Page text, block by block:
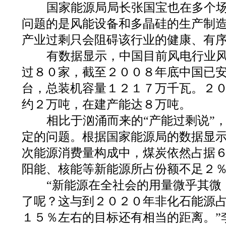
国家能源局局长张国宝也在多个
问题的是风能设备和多晶硅的生产制
产业过剩只会阻碍该行业的健康、有
有数据显示，中国目前风电行业
过８０家，截至２００８年底中国已
台，总装机容量１２１７万千瓦。２
约２万吨，在建产能达８万吨。
相比于汹涌而来的“产能过剩说”
定的问题。根据国家能源局的数据显
次能源消费量构成中，煤炭依然占据
阳能、核能等新能源所占份额不足２
“新能源在全社会的用量微乎其微
了呢？这与到２０２０年非化石能源
１５％左右的目标还有相当的距离。